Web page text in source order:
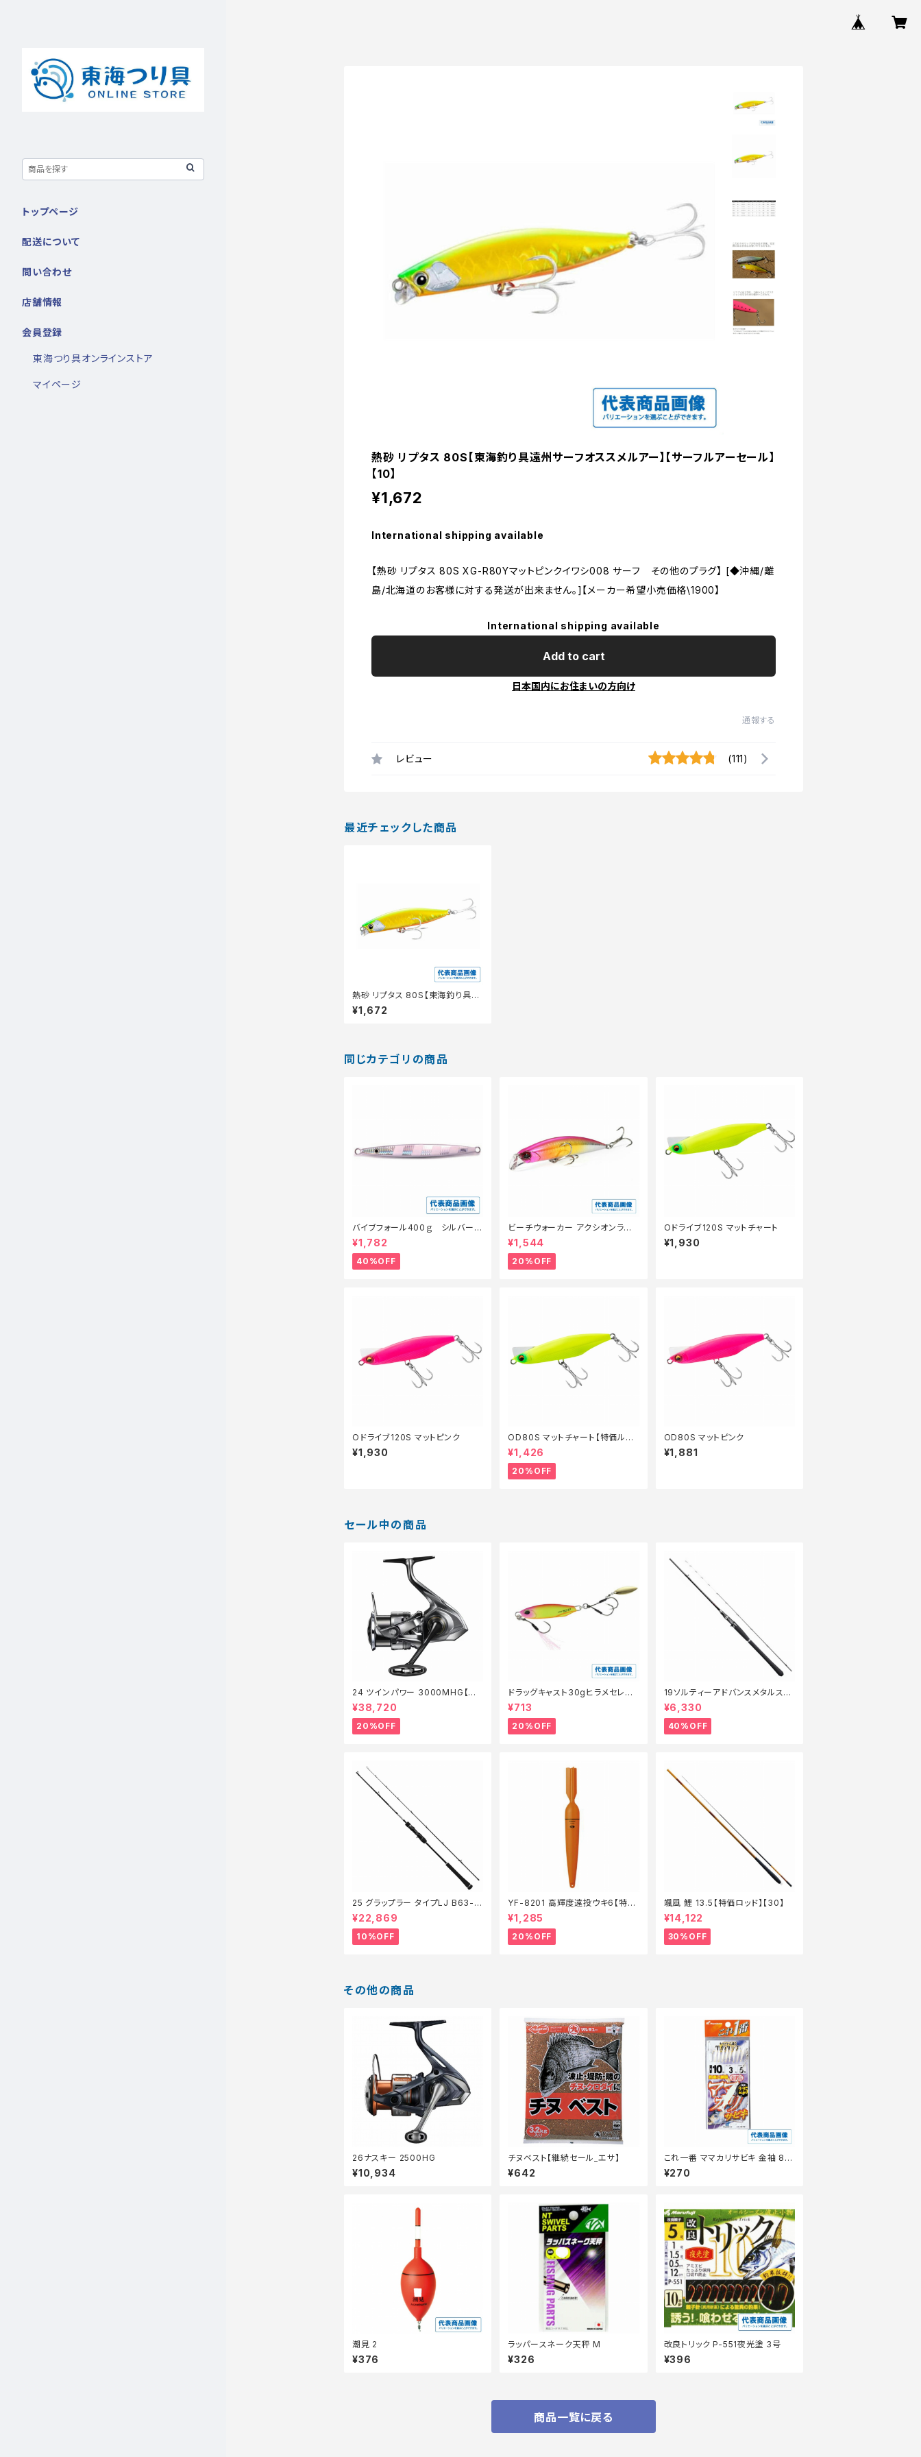
熱砂 リプタス 80S【東海釣り具遠州サーフオススメルアー】【サーフルアーセール】
【10】
¥1,672
International shipping available
【熱砂 リプタス 80S XG-R80Yマットピンクイワシ008 サーフ その他のプラグ】 [◆沖縄/離
島/北海道のお客様に対する発送が出来ません。]【メーカー希望小売価格\1900】
International shipping available
Add to cart
日本国内にお住まいの方向け
通報する
レビュー (111)
最近チェックした商品
熱砂 リプタス 80S【東海釣り具遠
州サーフオススメルアー】【サーフ
ルアーセール】【10】
¥1,672
同じカテゴリの商品
バイブフォール400ｇ シルバーゼ
ブラ【特価ルアー】【40】
¥1,782
40%OFF
ビーチウォーカー アクシオンライト
95S【特価ルアー】【20】
¥1,544
20%OFF
Oドライブ120S マットチャート
¥1,930
Oドライブ120S マットピンク
¥1,930
OD80S マットチャート【特価ルア
ー】【20】
¥1,426
20%OFF
OD80S マットピンク
¥1,881
セール中の商品
24 ツインパワー 3000MHG【特
価リール】【20】
¥38,720
20%OFF
ドラッグキャスト30gヒラメセレク
ション【特価ルアー】【20】
¥713
20%OFF
19ソルティーアドバンスメタルスッ
テ B66MLS【特価竿】【40】
¥6,330
40%OFF
25 グラップラー タイプLJ B63-3
【継続セール_ロッド】【10】
¥22,869
10%OFF
YF-8201 高輝度遠投ウキ6【特価
仕掛】【20】
¥1,285
20%OFF
颯風 鯉 13.5【特価ロッド】【30】
¥14,122
30%OFF
その他の商品
26ナスキー 2500HG
¥10,934
チヌベスト【継続セール_エサ】
¥642
これ一番 ママカリサビキ 金袖 8本
針 HS731ー5ー1.5
¥270
潮見 2
¥376
ラッパースネーク天秤 M
¥326
改良トリック P-551夜光塗 3号
¥396
商品一覧に戻る
トップページ
配送について
問い合わせ
店舗情報
会員登録
東海つり具オンラインストア
マイページ